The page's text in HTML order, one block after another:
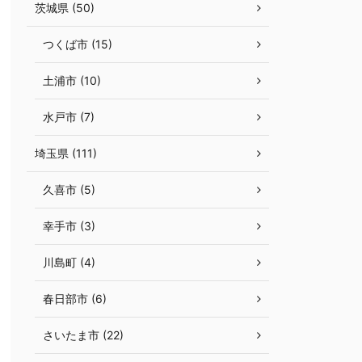
茨城県 (50)
つくば市 (15)
土浦市 (10)
水戸市 (7)
埼玉県 (111)
久喜市 (5)
幸手市 (3)
川島町 (4)
春日部市 (6)
さいたま市 (22)